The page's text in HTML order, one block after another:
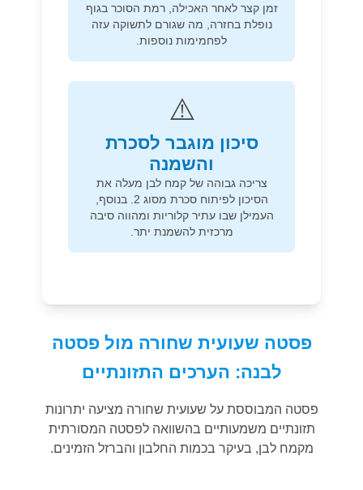
זמן קצר לאחר האכילה, רמת הסוכר בגוף
נופלת בחזרה, מה שגורם לתשוקה עזה
לפחמימות נוספות.
⚠️
סיכון מוגבר לסכרת
והשמנה
צריכה גבוהה של קמח לבן מעלה את
הסיכון לפיתוח סכרת מסוג 2. בנוסף,
העמילן שבו עתיר קלוריות ומהווה סיבה
מרכזית להשמנת יתר.
פסטה שעועית שחורה מול פסטה
לבנה: הערכים התזונתיים
פסטה המבוססת על שעועית שחורה מציעה יתרונות
תזונתיים משמעותיים בהשוואה לפסטה המסורתית
מקמח לבן, בעיקר בכמות החלבון והברזל הזמינים.